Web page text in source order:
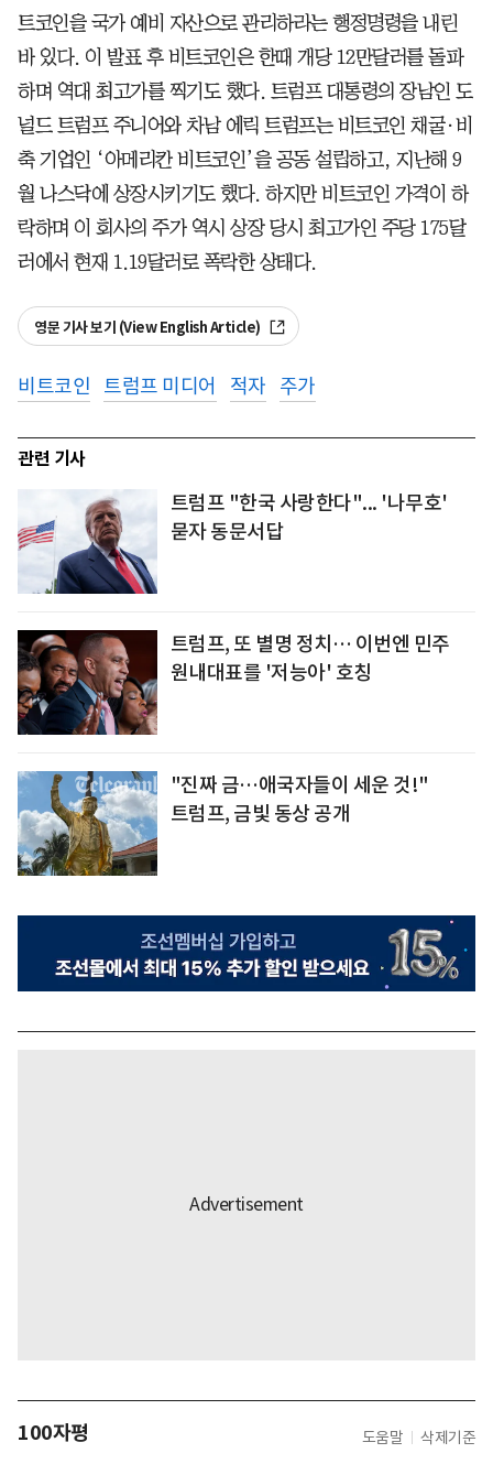
트코인을 국가 예비 자산으로 관리하라는 행정명령을 내린
바 있다. 이 발표 후 비트코인은 한때 개당 12만달러를 돌파
하며 역대 최고가를 찍기도 했다. 트럼프 대통령의 장남인 도
널드 트럼프 주니어와 차남 에릭 트럼프는 비트코인 채굴·비
축 기업인 ‘아메리칸 비트코인’을 공동 설립하고, 지난해 9
월 나스닥에 상장시키기도 했다. 하지만 비트코인 가격이 하
락하며 이 회사의 주가 역시 상장 당시 최고가인 주당 175달
러에서 현재 1.19달러로 폭락한 상태다.
영문 기사 보기 (View English Article)
비트코인 트럼프 미디어 적자 주가
관련 기사
트럼프 "한국 사랑한다"... '나무호'
묻자 동문서답
트럼프, 또 별명 정치… 이번엔 민주
원내대표를 '저능아' 호칭
"진짜 금…애국자들이 세운 것!"
트럼프, 금빛 동상 공개
100자평 도움말 삭제기준